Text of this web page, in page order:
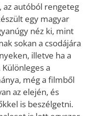
autóból rengeteg
egy magyar
néz ki, mint
sokan a csodájára
illetve ha a
a
még a filmből
az elején, és
is beszélgetni.